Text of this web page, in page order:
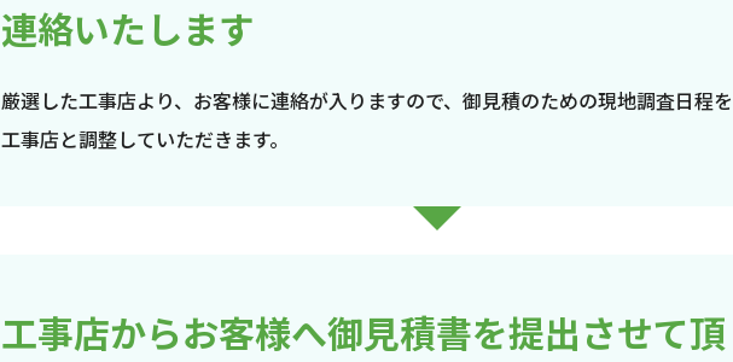
連絡いたします
厳選した工事店より、お客様に連絡が入りますので、御見積のための現地調査日程を
工事店と調整していただきます。
工事店からお客様へ御見積書を提出させて頂